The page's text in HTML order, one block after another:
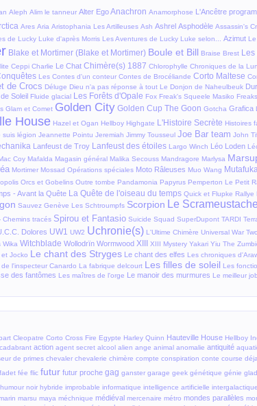
Aleph Alim le tanneur Alter EgoAnachron Anamorphose L'Ancêtre
Ares Aria Aristophania Les Artilleuses Ash Ashrel Asphodèle Assassin's
de Lucky Luke d'après Morris Les Aventures de Lucky Luke selon... Azimut
Blake et Mortimer (Blake et Mortimer) Boule et Bill Braise Brest
Ceppi Charlie Le Chat Chimère(s) 1887 Chlorophylle Chroniques de la
Les Contes d'un conteur Contes de Brocéliande Corto Maltese
de Crocs Déluge Dieu n'a pas réponse à tout Le Donjon de Naheulbeuk
Soleil Fluide glacial Les Forêts d'Opale Fox Freak's Squeele Masiko
Glam et Comet Golden City Golden Cup The Goon Gotcha Grafica
House Hazel et Ogan Hellboy Highgate L'Histoire Secrète Histoires
suis légion Jeannette Pointu Jeremiah Jimmy Tousseul Joe Bar team John
Lanfeust de Troy Lanfeust des étoiles Largo Winch Léo Loden
Coy Mafalda Magasin général Malika Secouss Mandragore Marlysa
Mortimer Mossad Opérations spéciales Moto Râleuses Muo Wang
Orcs et Gobelins Outre tombe Pandamonia Papyrus Pemperton Le Petit
- Avant la Quête La Quête de l'oiseau du temps Quick et Flupke Rallye
Sauvez Genève Les Schtroumpfs Scorpion Le Scrameustache
Chemins tracés Spirou et Fantasio Suicide Squad SuperDupont TARDI
Dolores UW1 UW2 Uchronie(s) L'Ultime Chimère Universal War Two
Wika Witchblade Wollodrïn Wormwood XIII XIII Mystery Yakari Yiu The
Jocko Le chant des Stryges Le chant des elfes Les chroniques
l'inspecteur Canardo La fabrique delcourt Les filles de soleil Les
des fantômes Les maîtres de l'orge Le manoir des murmures Le meilleur
Cleopatre Corto Cross Fire Egypte Harley Quinn Hauteville House Hellboy
action agent secret alcool alien ange animal anomalie antiquité
de primes chevaler chevalerie chimère compte conspiration conte course
fée flic futur futur proche gag ganster garage geek génétique génie
humour noir hybride improbable informatique intelligence artificielle intergalactique
marsu maya méchnique médiéval mercenaire métro mondes parallèles